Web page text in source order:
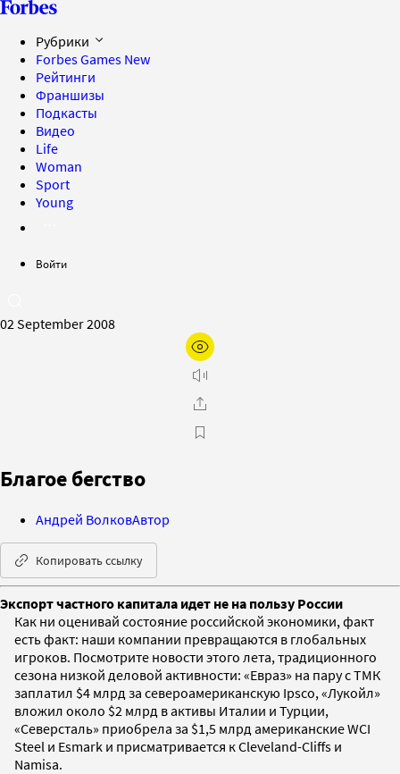
Рубрики
Forbes Games New
Рейтинги
Франшизы
Подкасты
Видео
Life
Woman
Sport
Young
Войти
02 September 2008
Благое бегство
Андрей ВолковАвтор
Копировать ссылку
Экспорт частного капитала идет не на пользу России
Как ни оценивай состояние российской экономики, факт
есть факт: наши компании превращаются в глобальных
игроков. Посмотрите новости этого лета, традиционного
сезона низкой деловой активности: «Евраз» на пару с ТМК
заплатил $4 млрд за североамериканскую Ipsco, «Лукойл»
вложил около $2 млрд в активы Италии и Турции,
«Северсталь» приобрела за $1,5 млрд американские WCI
Steel и Esmark и присматривается к Cleveland-Cliffs и
Namisa.